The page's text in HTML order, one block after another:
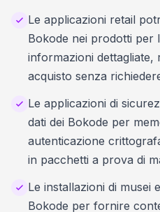
Le applicazioni retail
Bokode nei prodotti per
informazioni dettagliate,
acquisto senza
Le applicazioni di
dati dei Bokode per
autenticazione
in pacchetti a prova di
Le installazioni di musei
Bokode per fornire